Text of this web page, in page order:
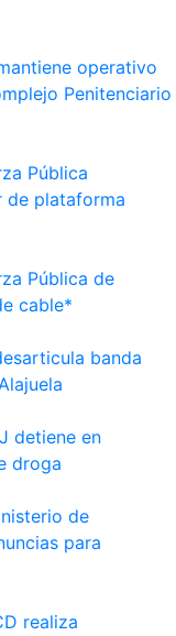
operativo
Penitenciario
Pública
de plataforma
Pública de
cable*
banda
detiene en
droga
de
para
realiza